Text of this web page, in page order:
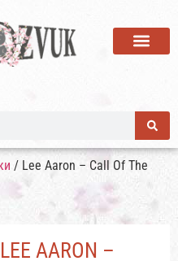
/ Lee Aaron – Call Of The
LEE AARON –